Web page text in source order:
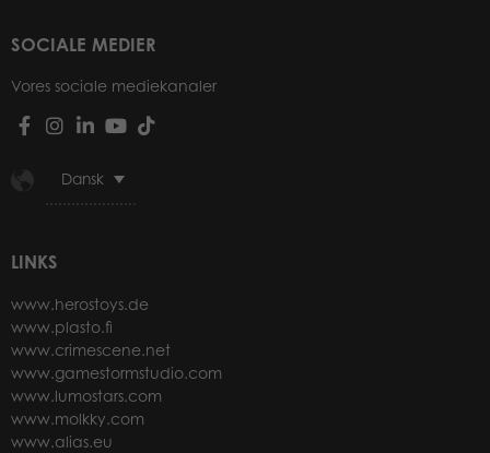
SOCIALE MEDIER
Vores sociale mediekanaler
Dansk
LINKS
www.herostoys.de
www.plasto.fi
www.crimescene.net
www.gamestormstudio.com
www.lumostars.com
www.molkky.com
www.alias.eu